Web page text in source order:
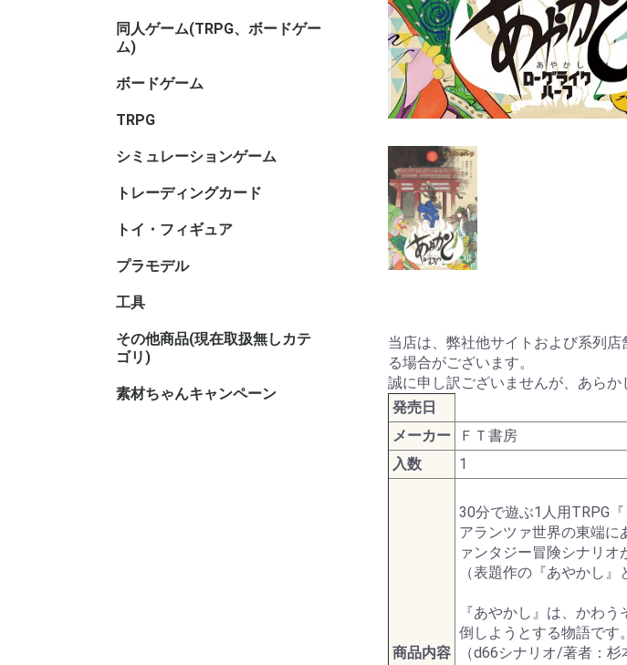
ンド
サイズ)
ズ)
ズ/スリーブガ
(204)
サイズ/スリー
サイズ/TCGサ
ズ/スリーブガ
クス)
ンデックス
地/ノーマルサ
ケース(無地)
同人ゲーム(TRPG、ボードゲー
ム)
同人ボードゲーム
同人マーダーミステリ
同人シミュレーション
同人ボードゲーム関連
同人TRPG
同人サプライ・アクセ
ボードゲーム ホビーベース
マーダーミステリー
ボードゲーム・カード
ゲーム系書籍
ゲームサプライ
(TRPG・SLG・ボード
ゲーム用)
ゲームブック
エンバー：オブシディ
アンプロトコル
メーカー名 ア行 アークライト
アソビション
itten
EJIN研究所
Engames
エンスカイ
オインクゲー
他メーカー
メーカー名 カ行 グランディング
グループSNE/
幻冬舎
ケンビル
GOTTA2
COLON ARC
他メーカー
メーカー名 サ行 サニーバード
ジーピー
CMON JAPAN
ジャイアント
数奇ゲームズ
すごろくや
SUSABI
JELLY JELLY
他メーカー
メーカー名 タ行/ナ行 ディアシュピ
TERIYAKI
テンデイズゲ
DOMINA
日本卓上開発
ニューゲーム
ー
他メーカー
メーカー名 ハ行/マ行 BakaFire Party
バンソウ
ヘムズユニバ
ームズ
ホビージャパン
MAGI
メビウスゲー
MoB+
他メーカー
メーカー名 ヤ行/ラ行/
やのまん
ラフスケッチ
リゴレ
ワンドロー
他メーカー
TRPG
インコグ・ラボ(メーカ
オリエンタル
ドラクルージュ
永い後日談の
鵺鏡
ブラドリウム
ゆうやけこやけ
ワールドエン
その他
グループSNE(メーカー)
ゴブリンスレ
ソード・ワー
トンネルズ&ト
捏造ミステリ
パグマイア
ファイティン
マウ連合君主
ロードス島戦
ゲームサポー
関連書籍
その他
F.E.A.R.(メーカー) アニマアニムス
アリアンロッ
異界戦記カオ
格闘アクショ
Sci-Fiミステ
スクリームハ
ダブルクロス
トーキョー・
トーキョー
マージナルヒ
モノトーンミ
ルーインブレ
その他
冒険企画局(メーカー)
サイコロ・フ
獸ノ森
クラヤミクラ
サタスペ
サムライブレ
先輩後輩TRPG
歯車の塔の探
フタリソウサ
迷宮キングダム
その他
Roll&Roll RPG(メーカ
キズナバレット
虚構侵蝕ＴＲ
光砕のリヴァ
サンサーラ・
シャドウラン
蒸気活劇RPG
人鬼血盟RPG
神聖課金RPG
大正伝奇浪漫
天下繚乱(新版)
ブレイド・オ
ネバー・レイ
瞳逸らさぬイ
武装少女RPG
和風幻想RPG
その他
ホビージャパン(メーカ
ウォーハンマ
クトゥルフの
サイバーパンク
指輪物語TRPG
［ホビージャ
関連書籍
クトゥルフ神話TRPG
クトゥルフの呼び声
ダンジョンズ&ドラゴン
パラノイア
ルーンクエスト
その他TRPG
書籍・サプライ Role&Roll
Role&Roll
ゲーマーズ・
ゲーマーズ・
スピタのコピ
サプライ
TRPG関連書籍
シミュレーションゲーム ゲームジャーナル
ウォーゲーム日本史
ウォーゲームハンドブ
シックス・アングルズ
コマンドマガジン
ジャパン・ウォーゲー
ム・クラシックス
BANZAIマガジン
シミュレーションゲー
ム(その他)
トレーディングカード
キャラトレカ
トイ・フィギュア バンダイコレクターズ
トイヒーロー
トイヒロイン
トイメカ
トイクリーチャー
トイマスコット
トイパーツ
コレクショントイ
トイその他
アダルト商品
プラモデル キャラクターモデル
工具
その他商品(現在取扱無しカテ
ゴリ)
その他TCG商品
Z/X -Zillions
ドラゴンボー
ジョンワールド
トランプ
MTG他言語版
MTGサプライ
MTG雑貨
その他ホビー商品 PPC(造)
PPC(アフター
ダイス・ゲー
ドール
1/144 RG
UCハードグラ
1/144 FG
1/60 PG
ガンダムOO
1/100 MG
EXモデル
1/48 メガサイ
HGメカニクス
ガンダムAGE
ガンプラビル
ガンダムシリ
ファインモー
アオシマ
コトブキヤ
ハセガワ
バンダイ
ダンボール戦機
フジミ
プラッツ
ミニ四駆
スケールモデル
その他(1302)
航空機
ミリタリー
艦船
車・バイク
パーツパラダ
ガレージキット
食玩
工具・材料・
ホビー系書籍
素材ちゃんキャンペーン
当店は、弊社他サイトおよび系列
る場合がございます。
誠に申し訳ございませんが、あらか
発売日
メーカー
ＦＴ書房
入数
1
商品内容
30分で遊ぶ1人用TRPG
アランツァ世界の東端に
ァンタジー冒険シナリオ
（表題作の『あやかし』
『あやかし』は、かわ
倒しようとする物語です。
（d66シナリオ/著者：杉